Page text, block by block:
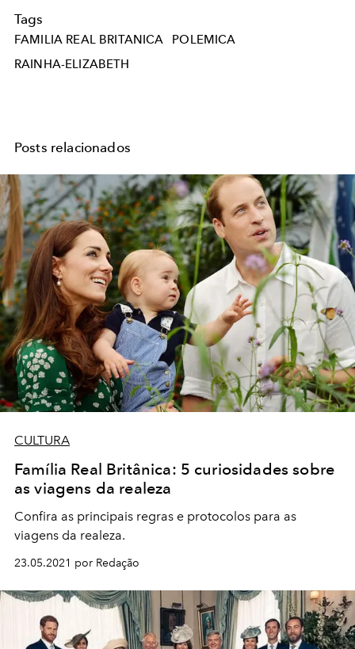
Tags
FAMILIA REAL BRITANICA
POLEMICA
RAINHA-ELIZABETH
Posts relacionados
CULTURA
Família Real Britânica: 5 curiosidades sobre
as viagens da realeza
Confira as principais regras e protocolos para as
viagens da realeza.
23.05.2021 por Redação